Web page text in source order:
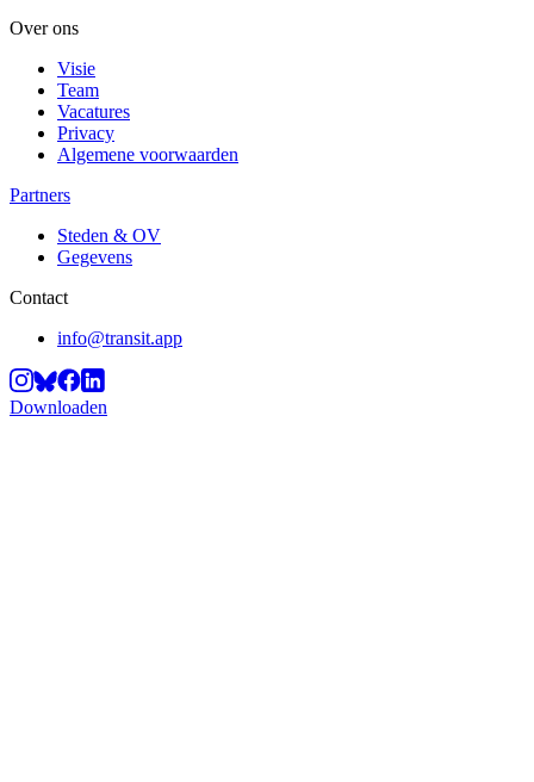
Over ons
Visie
Team
Vacatures
Privacy
Algemene voorwaarden
Partners
Steden & OV
Gegevens
Contact
info@transit.app
Downloaden